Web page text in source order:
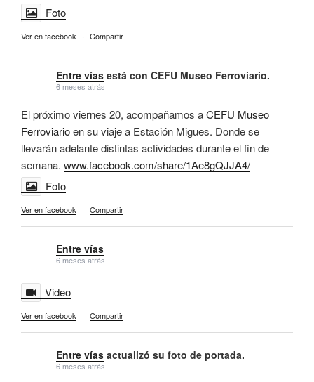
Foto
Ver en facebook · Compartir
Entre vías está con CEFU Museo Ferroviario.
6 meses atrás
El próximo viernes 20, acompañamos aCEFU Museo
Ferroviarioen su viaje a Estación Migues. Donde se
llevarán adelante distintas actividades durante el fin de
semana. www.facebook.com/share/1Ae8gQJJA4/
Foto
Ver en facebook · Compartir
Entre vías
6 meses atrás
Video
Ver en facebook · Compartir
Entre vías actualizó su foto de portada.
6 meses atrás